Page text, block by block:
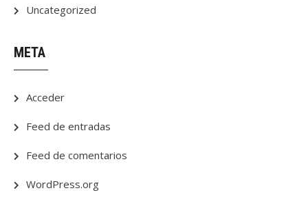
Uncategorized
META
Acceder
Feed de entradas
Feed de comentarios
WordPress.org